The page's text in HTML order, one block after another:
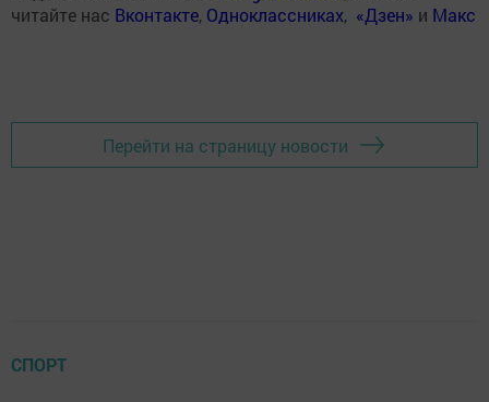
читайте нас Вконтакте, Одноклассниках, «Дзен» и Макс
Перейти на страницу новости
СПОРТ